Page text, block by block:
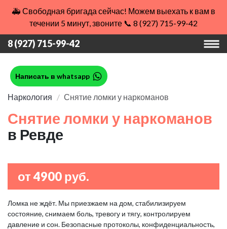
🚑 Свободная бригада сейчас! Можем выехать к вам в
течении 5 минут, звоните 📞 8 (927) 715-99-42
8 (927) 715-99-42
Написать в whatsapp
Наркология Снятие ломки у наркоманов
Снятие ломки у наркоманов
в Ревде
от 4900 руб.
Ломка не ждёт. Мы приезжаем на дом, стабилизируем
состояние, снимаем боль, тревогу и тягу, контролируем
давление и сон. Безопасные протоколы, конфиденциальность,